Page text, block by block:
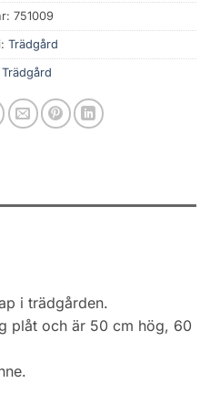
751009
Trädgård
Trädgård
i trädgården.
plåt och är 50 cm hög, 60